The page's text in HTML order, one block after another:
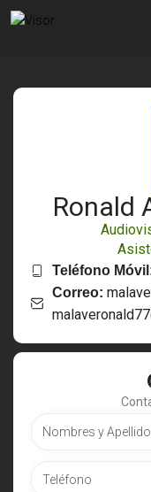
Ronald
Teléfono
Correo: